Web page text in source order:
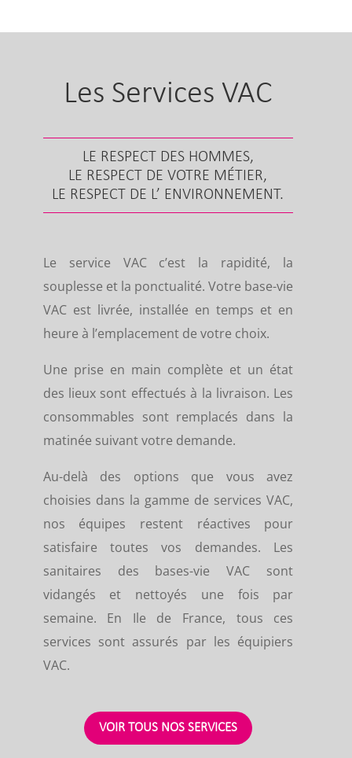
Les Services VAC
LE RESPECT DES HOMMES,
LE RESPECT DE VOTRE MÉTIER,
LE RESPECT DE L’ ENVIRONNEMENT.
Le service VAC c’est la rapidité, la
souplesse et la ponctualité. Votre base-vie
VAC est livrée, installée en temps et en
heure à l’emplacement de votre choix.
Une prise en main complète et un état
des lieux sont effectués à la livraison. Les
consommables sont remplacés dans la
matinée suivant votre demande.
Au-delà des options que vous avez
choisies dans la gamme de services VAC,
nos équipes restent réactives pour
satisfaire toutes vos demandes. Les
sanitaires des bases-vie VAC sont
vidangés et nettoyés une fois par
semaine. En Ile de France, tous ces
services sont assurés par les équipiers
VAC.
VOIR TOUS NOS SERVICES